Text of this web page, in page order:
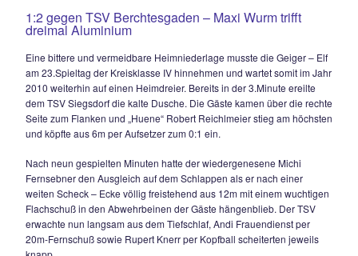
bereits über den Ausgleich, doch kurze Zeit später
Abseits und gab den Treffer doch nicht (74.).
Nachdem Maxi Wurm kurz vor Schluss dann auch noch mit
Ampelkarte vorzeitig zum Duschen geschickt wurde, war
die Geiger – Elf raus. Die Gäste besiegelten in der
einem schön vorgetragenen Konter den 0:2 – Endstand, der
eingewechselte David Sowa musste nach einem
Lupfer das Spielgerät aus 2m nur noch über die Linie